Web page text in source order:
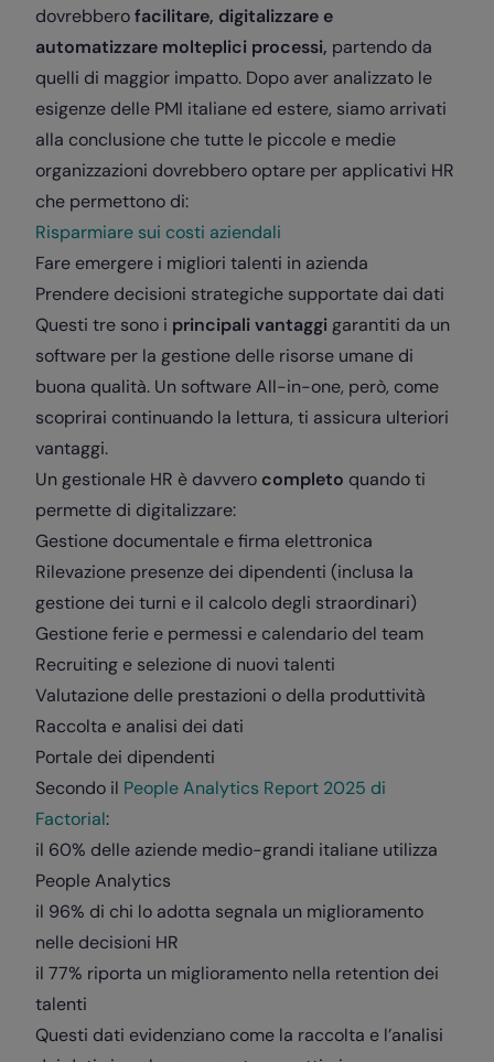
dovrebberofacilitare, digitalizzare e
automatizzare molteplici processi, partendo da
quelli di maggior impatto. Dopo aver analizzato le
esigenze delle PMI italiane ed estere, siamo arrivati
alla conclusione che tutte le piccole e medie
organizzazioni dovrebbero optare per applicativi HR
che permettono di:
Risparmiare sui costi aziendali
Fare emergere i migliori talenti in azienda
Prendere decisioni strategiche supportate dai dati
Questi tre sono i principali vantaggi garantiti da un
software per la gestione delle risorse umane di
buona qualità. Un software All-in-one, però, come
scoprirai continuando la lettura, ti assicura ulteriori
vantaggi.
Un gestionale HR è davvero completo quando ti
permette di digitalizzare:
Gestione documentale e firma elettronica
Rilevazione presenze dei dipendenti (inclusa la
gestione dei turni e il calcolo degli straordinari)
Gestione ferie e permessi e calendario del team
Recruiting e selezione di nuovi talenti
Valutazione delle prestazioni o della produttività
Raccolta e analisi dei dati
Portale dei dipendenti
Secondo il People Analytics Report 2025 di
Factorial:
il 60% delle aziende medio-grandi italiane utilizza
People Analytics
il 96% di chi lo adotta segnala un miglioramento
nelle decisioni HR
il 77% riporta un miglioramento nella retention dei
talenti
Questi dati evidenziano come la raccolta e l’analisi